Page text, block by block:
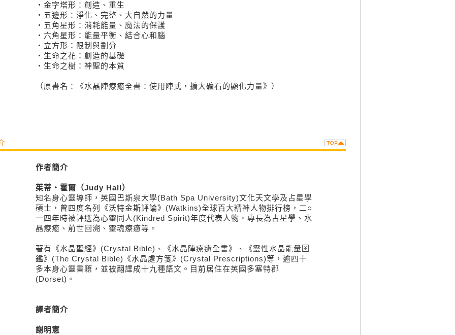
・金字塔形：創造、重生
・五邊形：淨化、完整、大自然的力量
・五角星形：消耗能量、魔法的保護
・六角星形：能量平衡、結合心和腦
・立方形：限制與劃分
・生命之花：創造的基礎
・生命之樹：神聖的本質
（原書名：《水晶陣療癒全書：使用陣式，擴大礦石的顯化力量》）
作者簡介
茱蒂‧霍爾（Judy Hall）
知名身心靈導師，英國巴斯泉大學(Bath Spa University)文化天文學及占星學
碩士，曾四度名列《沃特金斯評論》(Watkins)全球百大精神人物排行榜，二○
一四年時被評選為心靈同人(Kindred Spirit)年度代表人物。專長為占星學、水
晶療癒、前世回溯、靈魂療癒等。
著有《水晶聖經》(Crystal Bible)、《水晶陣療癒全書》、《靈性水晶能量圖
鑑》(The Crystal Bible)《水晶處方箋》(Crystal Prescriptions)等，逾四十
多本身心靈書籍，並被翻譯成十九種語文。目前居住在英國多塞特郡
(Dorset)。
譯者簡介
謝明憲